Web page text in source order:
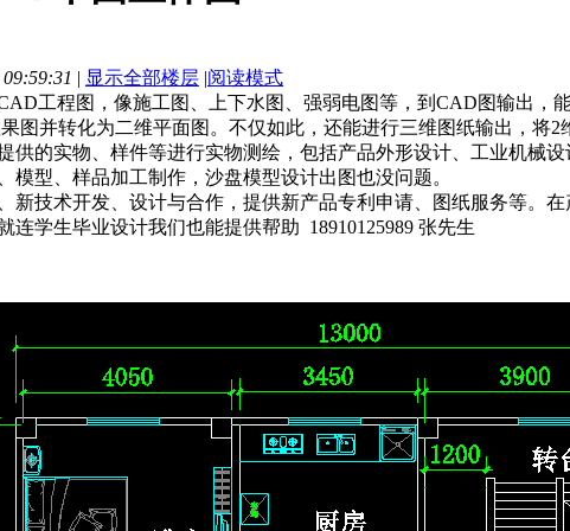
| 显示全部楼层 |阅读模式
工程图，像施工图、上下水图、强弱电图等，到CAD图输出
图并转化为二维平面图。不仅如此，还能进行三维图纸输出，将2
供的实物、样件等进行实物测绘，包括产品外形设计、工业机械
模型、样品加工制作，沙盘模型设计出图也没问题。
新技术开发、设计与合作，提供新产品专利申请、图纸服务等。
连学生毕业设计我们也能提供帮助 18910125989 张先生